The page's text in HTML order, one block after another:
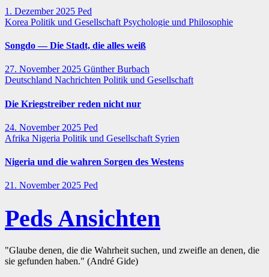
1. Dezember 2025 Ped
Korea Politik und Gesellschaft Psychologie und Philosophie
Songdo — Die Stadt, die alles weiß
27. November 2025 Günther Burbach
Deutschland Nachrichten Politik und Gesellschaft
Die Kriegstreiber reden nicht nur
24. November 2025 Ped
Afrika Nigeria Politik und Gesellschaft Syrien
Nigeria und die wahren Sorgen des Westens
21. November 2025 Ped
Peds Ansichten
"Glaube denen, die die Wahrheit suchen, und zweifle an denen, die
sie gefunden haben." (André Gide)